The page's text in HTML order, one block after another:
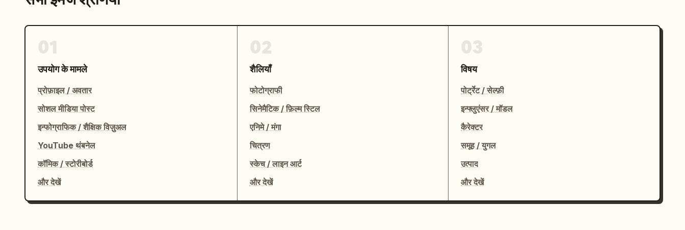
उपयोग के मामले
प्रोफ़ाइल / अवतार
सोशल मीडिया पोस्ट
इन्फोग्राफिक / शैक्षिक विज़ुअल
YouTube थंबनेल
कॉमिक / स्टोरीबोर्ड
और देखें
शैलियाँ
फोटोग्राफी
सिनेमैटिक / फ़िल्म स्टिल
एनिमे / मंगा
चित्रण
स्केच / लाइन आर्ट
और देखें
विषय
पोर्ट्रेट / सेल्फ़ी
इन्फ्लुएंसर / मॉडल
कैरेक्टर
समूह / युगल
उत्पाद
और देखें